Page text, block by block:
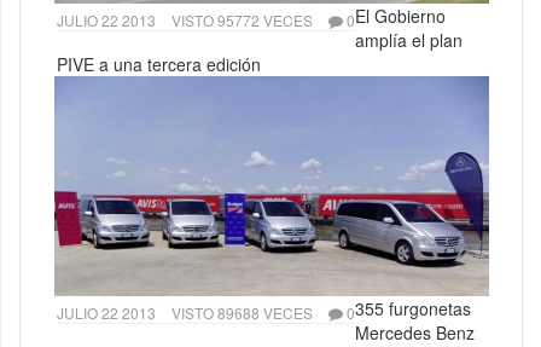
JULIO 22 2013 VISTO 95772 VECES 0El Gobierno
amplía el plan
PIVE a una tercera edición
JULIO 22 2013 VISTO 89688 VECES 0355 furgonetas
Mercedes Benz